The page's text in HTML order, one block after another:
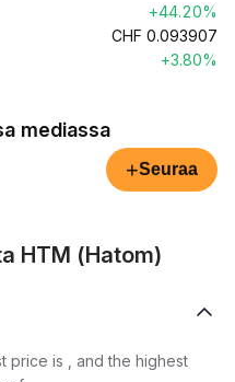
+44.20%
CHF 0.093907
+3.80%
mediassa
+Seuraa
HTM (Hatom)
price is , and the highest